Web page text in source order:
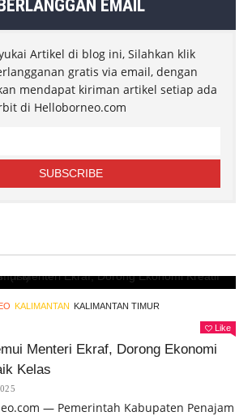
EMAIL
Artikel di blog ini, Silahkan klik
gratis via email, dengan
mendapat kiriman artikel setiap ada
di Helloborneo.com
KALIMANTAN KALIMANTAN TIMUR
Like
Menteri Ekraf, Dorong Ekonomi
Kelas
— Pemerintah Kabupaten Penajam